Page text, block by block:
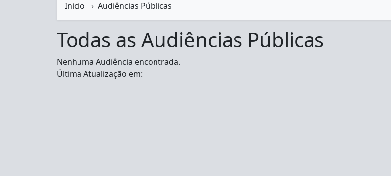
Inicio Audiências Públicas
Todas as Audiências Públicas
Nenhuma Audiência encontrada.
Última Atualização em: